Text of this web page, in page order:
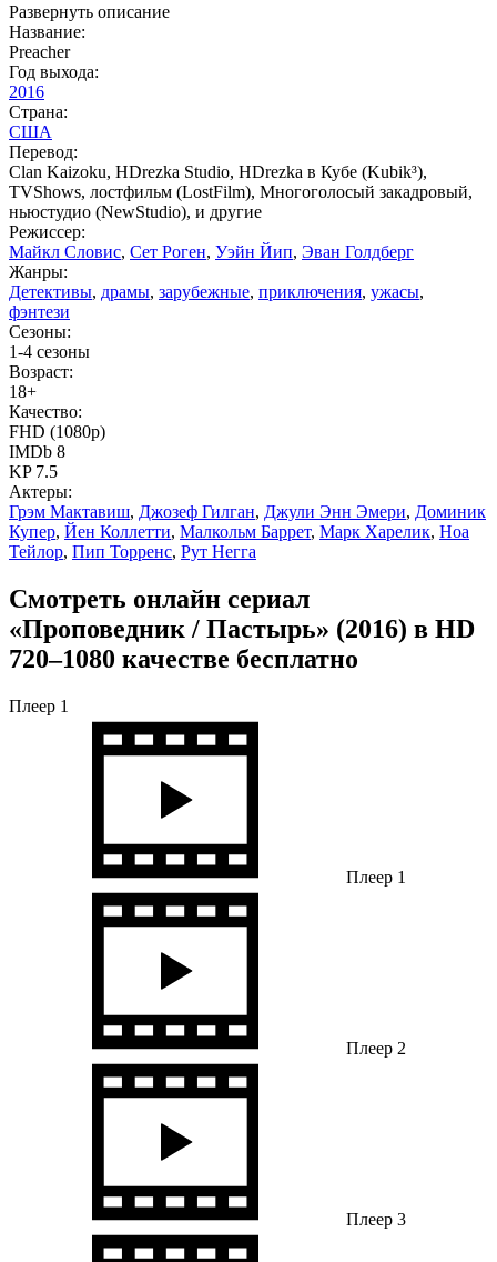
Развернуть описание
Название:
Preacher
Год выхода:
2016
Страна:
США
Перевод:
Clan Kaizoku, HDrezka Studio, HDrezka в Кубе (Kubik³),
TVShows, лостфильм (LostFilm), Многоголосый закадровый,
ньюстудио (NewStudio), и другие
Режиссер:
Майкл Словис, Сет Роген, Уэйн Йип, Эван Голдберг
Жанры:
Детективы, драмы, зарубежные, приключения, ужасы,
фэнтези
Сезоны:
1-4 сезоны
Возраст:
18+
Качество:
FHD (1080p)
IMDb 8
KP 7.5
Актеры:
Грэм Мактавиш, Джозеф Гилган, Джули Энн Эмери, Доминик
Купер, Йен Коллетти, Малкольм Баррет, Марк Харелик, Ноа
Тейлор, Пип Торренс, Рут Негга
Смотреть онлайн сериал
«Проповедник / Пастырь» (2016) в HD
720–1080 качестве бесплатно
Плеер 1
Плеер 1
Плеер 2
Плеер 3